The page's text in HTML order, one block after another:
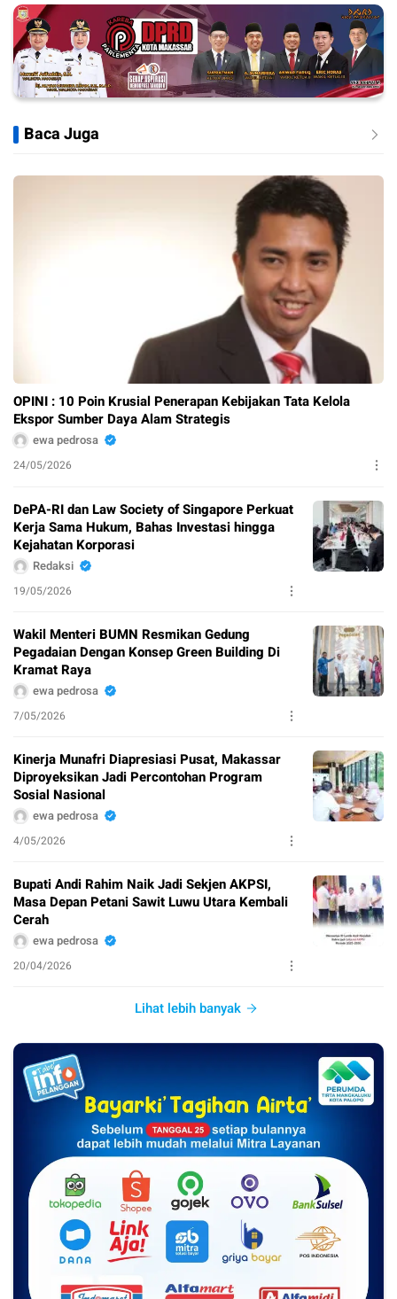
Baca Juga
OPINI : 10 Poin Krusial Penerapan Kebijakan Tata Kelola
Ekspor Sumber Daya Alam Strategis
ewa pedrosa
24/05/2026
DePA-RI dan Law Society of Singapore Perkuat
Kerja Sama Hukum, Bahas Investasi hingga
Kejahatan Korporasi
Redaksi
19/05/2026
Wakil Menteri BUMN Resmikan Gedung
Pegadaian Dengan Konsep Green Building Di
Kramat Raya
ewa pedrosa
7/05/2026
Kinerja Munafri Diapresiasi Pusat, Makassar
Diproyeksikan Jadi Percontohan Program
Sosial Nasional
ewa pedrosa
4/05/2026
Bupati Andi Rahim Naik Jadi Sekjen AKPSI,
Masa Depan Petani Sawit Luwu Utara Kembali
Cerah
ewa pedrosa
20/04/2026
Lihat lebih banyak